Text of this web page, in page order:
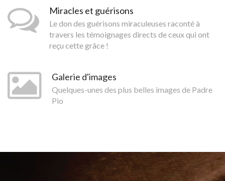
Miracles et guérisons
Le don des guérisons miraculeuses raconté à
travers les témoignages directs de ceux qui ont
reçu cette grâce !
Galerie d'images
Quelques-unes des plus belles images de Padre
Pio